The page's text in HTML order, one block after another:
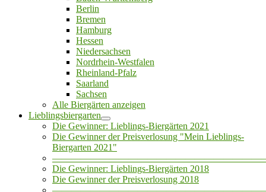
Berlin
Bremen
Hamburg
Hessen
Niedersachsen
Nordrhein-Westfalen
Rheinland-Pfalz
Saarland
Sachsen
Alle Biergärten anzeigen
Lieblingsbiergarten
Die Gewinner: Lieblings-Biergärten 2021
Die Gewinner der Preisverlosung "Mein Lieblings-
Biergarten 2021"
Die Gewinner: Lieblings-Biergärten 2018
Die Gewinner der Preisverlosung 2018